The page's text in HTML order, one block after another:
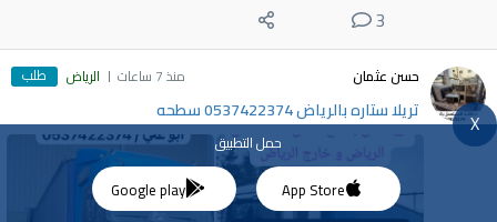
3
حسن عثمان منذ 7 ساعات الرياض طلب
تريلا ستاره بالرياض 0537422374 سطحه X
حمل التطبيق
App Store
Google play